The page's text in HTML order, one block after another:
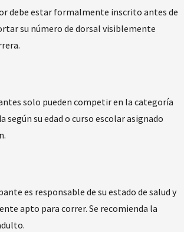
debe estar formalmente inscrito antes de
su número de dorsal visiblemente
solo pueden competir en la categoría
según su edad o curso escolar asignado
es responsable de su estado de salud y
apto para correr. Se recomienda la